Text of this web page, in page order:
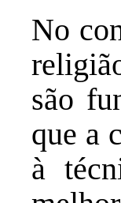
No
são
que a
à